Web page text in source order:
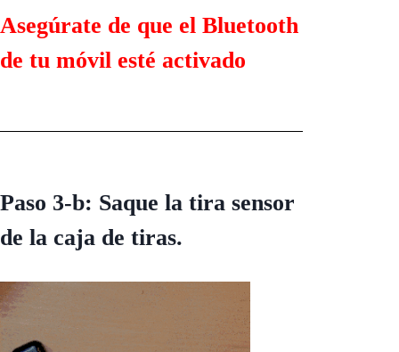
Asegúrate de que el Bluetooth
de tu móvil esté activado
Paso 3-b: Saque la tira sensor
de la caja de tiras.